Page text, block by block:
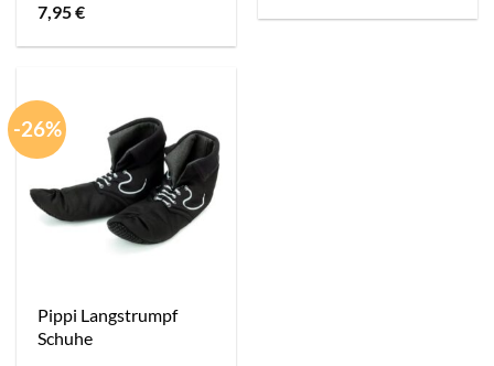
7,95€
war:
ist:
-26%
Pippi Langstrumpf
Schuhe